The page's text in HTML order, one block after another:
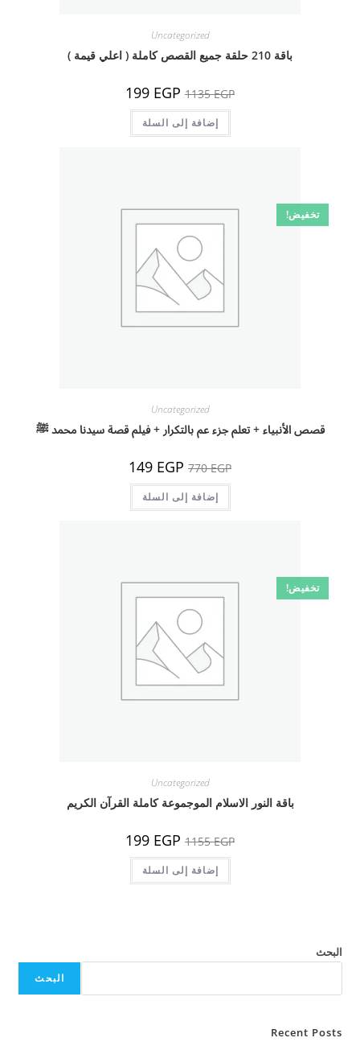
Uncategorized
باقة 210 حلقة جميع القصص كاملة ( اعلي قيمة )
1135EGP السعر
الأصلي
هو:
1135 EGP.
199 EGP
إضافة إلى السلة
تخفيض!
Uncategorized
قصص الأنبياء + تعلم جزء عم بالتكرار + فيلم قصة سيدنا محمد ﷺ
770EGP السعر
الأصلي
هو:
770 EGP.
149 EGP
إضافة إلى السلة
تخفيض!
Uncategorized
باقة النور الاسلام الموجموعة كاملة القرآن الكريم
1155EGP السعر
الأصلي
هو:
1155 EGP.
199 EGP
إضافة إلى السلة
البحث
البحث
Recent Posts